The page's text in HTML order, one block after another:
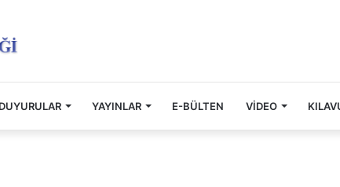
DUYURULAR YAYINLAR E-BÜLTEN VİDEO